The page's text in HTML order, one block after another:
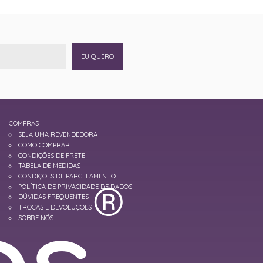
EU QUERO
COMPRAS
SEJA UMA REVENDEDORA
COMO COMPRAR
CONDIÇÕES DE FRETE
TABELA DE MEDIDAS
CONDIÇÕES DE PARCELAMENTO
POLÍTICA DE PRIVACIDADE DE DADOS
DÚVIDAS FREQUENTES
TROCAS E DEVOLUÇOES
SOBRE NÓS